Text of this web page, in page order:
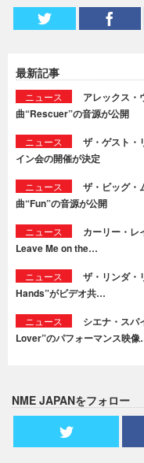
最新記事
ニュース
アレックス・
曲“Rescuer”の音源が公開
ニュース
ザ・ゲスト・
イン会の開催が決定
ニュース
ザ・ビッグ・
曲“Fun”の音源が公開
ニュース
カーリー・レ
Leave Me on the…
ニュース
ザ・リンダ・
Hands”がビデオ共…
ニュース
シエナ・スパ
Lover”のパフォーマンス映
NME JAPANをフォロー